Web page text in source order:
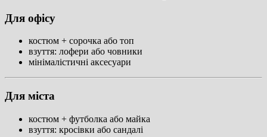
Для офісу
костюм + сорочка або топ
взуття: лофери або човники
мінімалістичні аксесуари
Для міста
костюм + футболка або майка
взуття: кросівки або сандалі